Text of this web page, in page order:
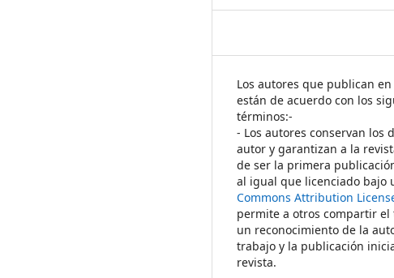
Los autores que publican
están de acuerdo con los
términos:-
- Los autores conservan los
autor y garantizan a la
de ser la primera
al igual que licenciado bajo
Commons Attribution
permite a otros compartir el
un reconocimiento de la
trabajo y la publicación
revista.